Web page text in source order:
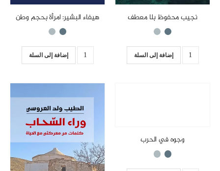
نجيب محفوظ بلا معطف
إضافة إلى السلة
هيفاء البشير: امرأة بحجم وطن
إضافة إلى السلة
وجوه في الحرب